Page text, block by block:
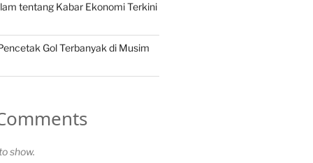
tentang Kabar Ekonomi Terkini
Gol Terbanyak di Musim
show.